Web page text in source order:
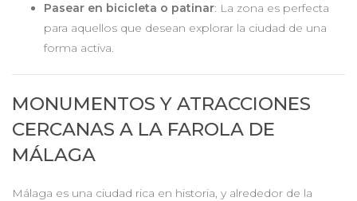
Pasear en bicicleta o patinar: La zona es perfecta
para aquellos que desean explorar la ciudad de una
forma activa.
MONUMENTOS Y ATRACCIONES
CERCANAS A LA FAROLA DE
MÁLAGA
Málaga es una ciudad rica en historia, y alrededor de la